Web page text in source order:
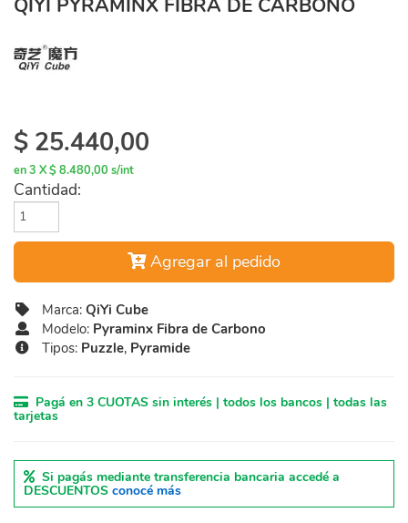
QIYI PYRAMINX FIBRA DE CARBONO
$ 25.440,00
en 3 X $ 8.480,00 s/int
Cantidad:
Agregar al pedido
Marca: QiYi Cube
Modelo: Pyraminx Fibra de Carbono
Tipos: Puzzle, Pyramide
Pagá en 3 CUOTAS sin interés | todos los bancos | todas las
tarjetas
Si pagás mediante transferencia bancaria accedé a
DESCUENTOS conocé más